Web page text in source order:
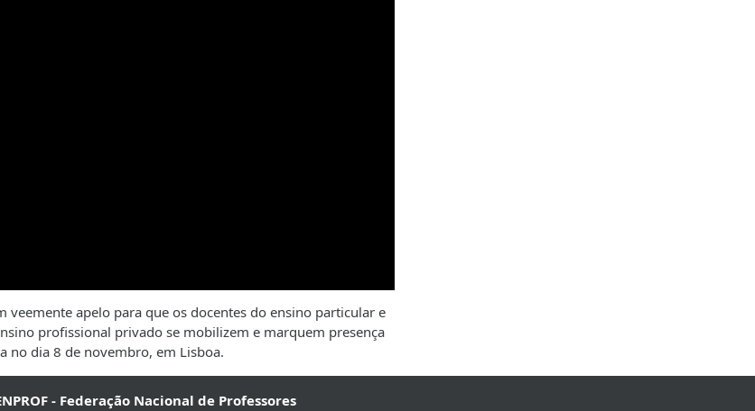
veemente apelo para que os docentes do ensino particular e
profissional privado se mobilizem e marquem presença
no dia 8 de novembro, em Lisboa.
- Federação Nacional de Professores